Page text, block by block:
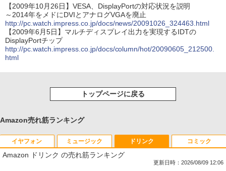
【2009年10月26日】VESA、DisplayPortの対応状況を説明
～2014年をメドにDVIとアナログVGAを廃止
http://pc.watch.impress.co.jp/docs/news/20091026_324463.html
【2009年6月5日】マルチディスプレイ出力を実現するIDTの
DisplayPortチップ
http://pc.watch.impress.co.jp/docs/column/hot/20090605_212500.
html
トップページに戻る
Amazon売れ筋ランキング
イヤフォン ミュージック ドリンク
Amazon ドリンク の売れ筋ランキング
更新日時：2026/08/09 12:06
コミック